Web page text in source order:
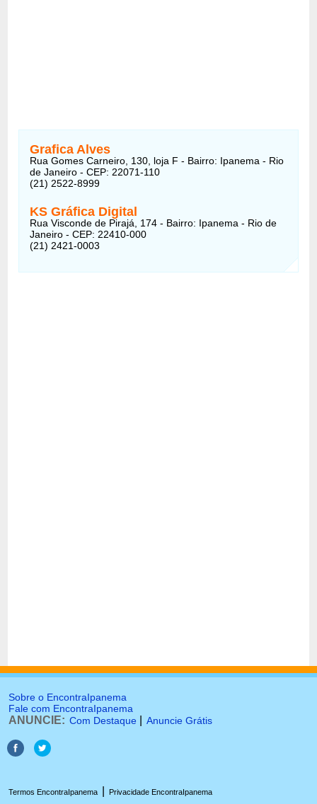
Grafica Alves
Rua Gomes Carneiro, 130, loja F - Bairro: Ipanema - Rio
de Janeiro - CEP: 22071-110
(21) 2522-8999
KS Gráfica Digital
Rua Visconde de Pirajá, 174 - Bairro: Ipanema - Rio de
Janeiro - CEP: 22410-000
(21) 2421-0003
Sobre o EncontraIpanema
Fale com EncontraIpanema
ANUNCIE: Com Destaque Anuncie Grátis
Termos EncontraIpanema Privacidade EncontraIpanema